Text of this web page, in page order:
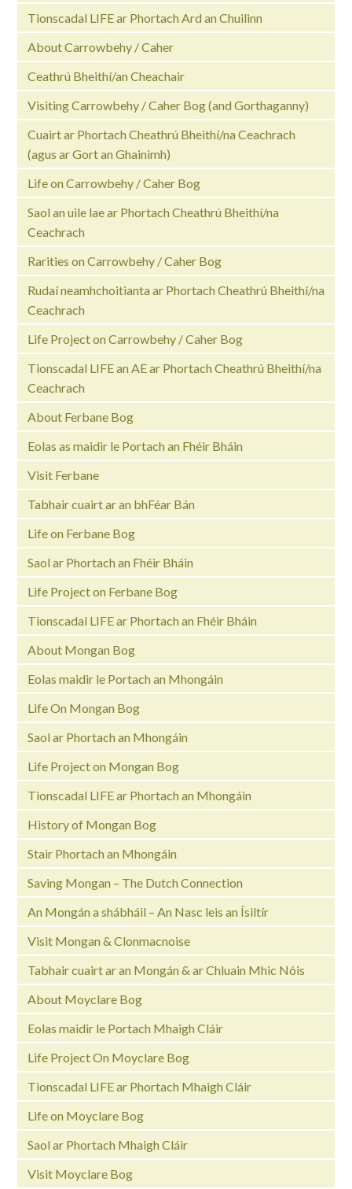
Tionscadal LIFE ar Phortach Ard an Chuilinn
About Carrowbehy / Caher
Ceathrú Bheithí/an Cheachair
Visiting Carrowbehy / Caher Bog (and Gorthaganny)
Cuairt ar Phortach Cheathrú Bheithí/na Ceachrach
(agus ar Gort an Ghainimh)
Life on Carrowbehy / Caher Bog
Saol an uile lae ar Phortach Cheathrú Bheithí/na
Ceachrach
Rarities on Carrowbehy / Caher Bog
Rudaí neamhchoitianta ar Phortach Cheathrú Bheithí/na
Ceachrach
Life Project on Carrowbehy / Caher Bog
Tionscadal LIFE an AE ar Phortach Cheathrú Bheithí/na
Ceachrach
About Ferbane Bog
Eolas as maidir le Portach an Fhéir Bháin
Visit Ferbane
Tabhair cuairt ar an bhFéar Bán
Life on Ferbane Bog
Saol ar Phortach an Fhéir Bháin
Life Project on Ferbane Bog
Tionscadal LIFE ar Phortach an Fhéir Bháin
About Mongan Bog
Eolas maidir le Portach an Mhongáin
Life On Mongan Bog
Saol ar Phortach an Mhongáin
Life Project on Mongan Bog
Tionscadal LIFE ar Phortach an Mhongáin
History of Mongan Bog
Stair Phortach an Mhongáin
Saving Mongan – The Dutch Connection
An Mongán a shábháil – An Nasc leis an Ísiltír
Visit Mongan & Clonmacnoise
Tabhair cuairt ar an Mongán & ar Chluain Mhic Nóis
About Moyclare Bog
Eolas maidir le Portach Mhaigh Cláir
Life Project On Moyclare Bog
Tionscadal LIFE ar Phortach Mhaigh Cláir
Life on Moyclare Bog
Saol ar Phortach Mhaigh Cláir
Visit Moyclare Bog